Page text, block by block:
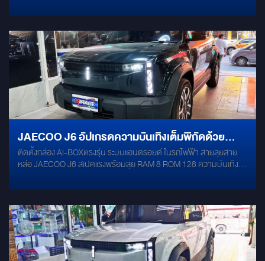
EV ให้เหนือระดับกว่าใคร! ในงบประมาณ ราคาพิเศษเพียง 35,900.-
เท่านั้น สำรองคิวติดตั้ง หรือเข้ามาทดลองฟังเสียงจริงก่อนใครได้แล้ววันนี้
ที่ Mirage Audio #MirageAudio #WilltMirage #Alpine #Jaecoo5EV
#Jaecoo5 #เครื่องเสียงรถยนต์ #อัปเกรดเครื่องเสียงรถยนต์
#PlugAndPlay #DSPAmplifier #Subwoofer #รถไฟฟ้า #EVCar
คอนเสิร์ตฮอลล์ส่วนตัว ยกระดับทุกมิติเสียงให้สมบูรณ์แบบ คมชัด เต็ม
JAECOO J6 อัปเกรดความบันเทิงเต็มพิกัดด้วย
กล่อง AI-BOX ตรงรุ่น สเปกแรง
ติดตั้งกล่อง AI-BOXตรงรุ่น ระบบแอนดรอยด์ ในรถไฟฟ้า สายลุยสาย
หล่อ JAECOO J6 สเปคแรงพร้อมลุย RAM 8 ROM 128 ความบันเทิง
Google Maps I แอพฟังเพลงต่างๆ ไม่ต้องตัดต่อชุดสายไฟ ประกันศูนย์
เดิมโรงานได้ไม่ต้องกังวล